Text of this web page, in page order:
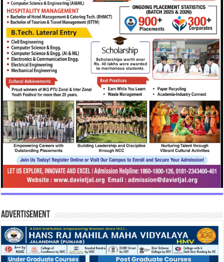
Advertisement